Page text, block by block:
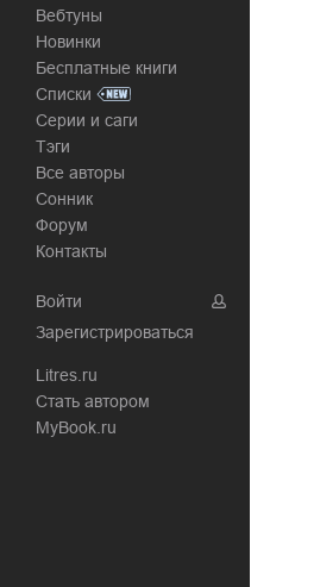
Вебтуны
Новинки
Бесплатные книги
Списки
Серии и саги
Тэги
Все авторы
Сонник
Форум
Контакты
Войти
Зарегистрироваться
Litres.ru
Стать автором
MyBook.ru